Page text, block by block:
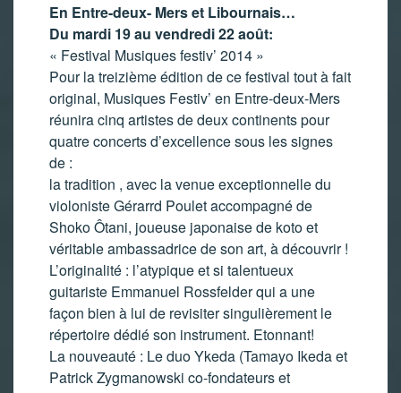
En Entre-deux- Mers et Libournais…
Du mardi 19 au vendredi 22 août:
« Festival Musiques festiv’ 2014 »
Pour la treizième édition de ce festival tout à fait
original, Musiques Festiv’ en Entre-deux-Mers
réunira cinq artistes de deux continents pour
quatre concerts d’excellence sous les signes
de :
la tradition , avec la venue exceptionnelle du
violoniste Gérarrd Poulet accompagné de
Shoko Ôtani, joueuse japonaise de koto et
véritable ambassadrice de son art, à découvrir !
L’originalité : l’atypique et si talentueux
guitariste Emmanuel Rossfelder qui a une
façon bien à lui de revisiter singulièrement le
répertoire dédié son instrument. Etonnant!
La nouveauté : Le duo Ykeda (Tamayo Ikeda et
Patrick Zygmanowski co-fondateurs et